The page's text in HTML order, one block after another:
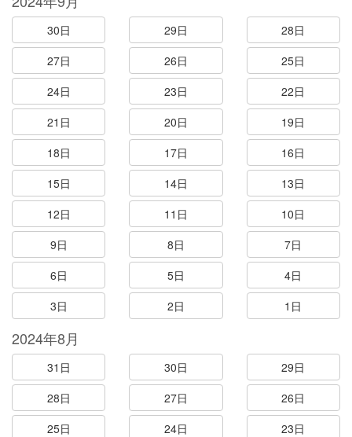
30日 29日
28日
27日
26日
25日
24日
23日
22日
21日
20日
19日
18日
17日
16日
15日
14日
13日
12日
11日
10日
9日
8日
7日
6日
5日
4日
3日
2日 1日
2024年8月
31日 30日
29日
28日
27日
26日
25日
24日
23日